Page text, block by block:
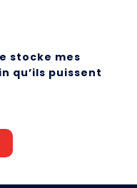
stocke mes
qu’ils puissent